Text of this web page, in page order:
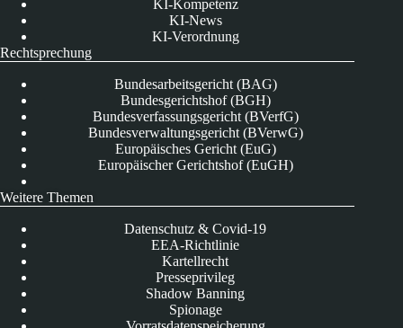
KI-Kompetenz
KI-News
KI-Verordnung
Rechtsprechung
Bundesarbeitsgericht (BAG)
Bundesgerichtshof (BGH)
Bundesverfassungsgericht (BVerfG)
Bundesverwaltungsgericht (BVerwG)
Europäisches Gericht (EuG)
Europäischer Gerichtshof (EuGH)
Weitere Themen
Datenschutz & Covid-19
EEA-Richtlinie
Kartellrecht
Presseprivileg
Shadow Banning
Spionage